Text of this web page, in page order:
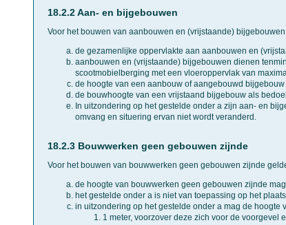
18.2.2 Aan- en bijgebouwen
Voor het bouwen van aanbouwen en (vrijstaande)
de gezamenlijke oppervlakte aan aanbouwen en
aanbouwen en (vrijstaande) bijgebouwen dienen
scootmobielberging met een vloeroppervlak van
de hoogte van een aanbouw of aangebouwd
de bouwhoogte van een vrijstaand bijgebouw als
In uitzondering op het gestelde onder a zijn aan- en
omvang en situering ervan niet wordt veranderd.
18.2.3 Bouwwerken geen gebouwen zijnde
Voor het bouwen van bouwwerken geen gebouwen zijnde
de hoogte van bouwwerken geen gebouwen zijnde
het gestelde onder a is niet van toepassing op het
in uitzondering op het gestelde onder a mag de
1 meter, voorzover deze zich voor de voorgevel